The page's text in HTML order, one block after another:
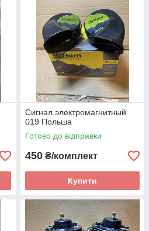
Сигнал электромагнитный
019 Польша
Готово до відправки
450 ₴/комплект
Купити